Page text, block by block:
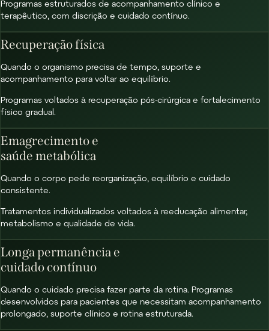
Programas estruturados de acompanhamento clínico e
terapêutico, com discrição e cuidado contínuo.
Recuperação física
Quando o organismo precisa de tempo, suporte e
acompanhamento para voltar ao equilíbrio.
Programas voltados à recuperação pós-cirúrgica e fortalecimento
físico gradual.
Emagrecimento e
saúde metabólica
Quando o corpo pede reorganização, equilíbrio e cuidado
consistente.
Tratamentos individualizados voltados à reeducação alimentar,
metabolismo e qualidade de vida.
Longa permanência e
cuidado contínuo
Quando o cuidado precisa fazer parte da rotina. Programas
desenvolvidos para pacientes que necessitam acompanhamento
prolongado, suporte clínico e rotina estruturada.